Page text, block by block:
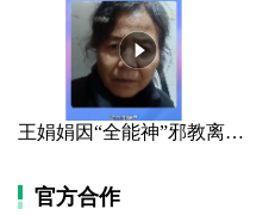
王娟娟因“全能神”邪教离家 母亲长年哭泣几近盲
官方合作